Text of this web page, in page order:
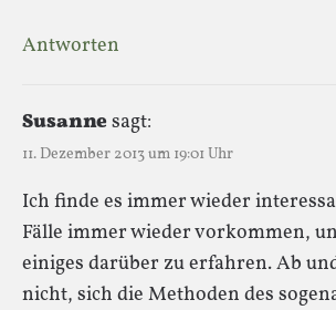
Antworten
Susannesagt:
11. Dezember 2013 um 19:01 Uhr
Ich finde es immer wieder
Fälle immer wieder vorkommen,
einiges darüber zu erfahren. Ab
nicht, sich die Methoden des